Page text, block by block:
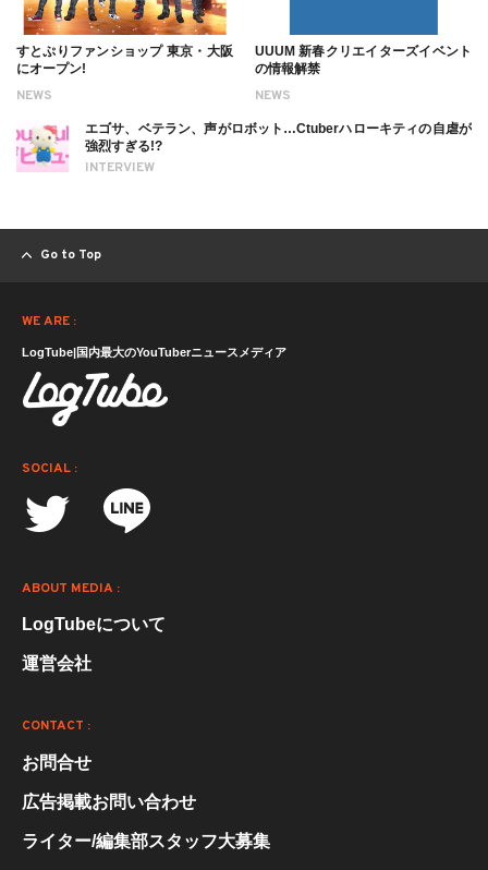
NEWS
すとぷりファンショップ 東京・大阪
にオープン!
NEWS
UUUM 新春クリエイターズイベント
の情報解禁
INTERVIEW
エゴサ、ベテラン、声がロボット…Ctuberハローキティの自虐が
強烈すぎる!?
Go to Top
WE ARE :
LogTube|国内最大のYouTuberニュースメディア
SOCIAL :
ABOUT MEDIA :
LogTubeについて
運営会社
CONTACT :
お問合せ
広告掲載お問い合わせ
ライター/編集部スタッフ大募集